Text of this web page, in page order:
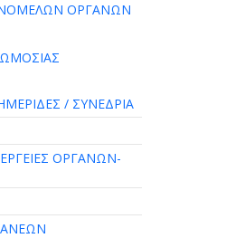
ΟΡΓΑΝΩΝ
/ ΣΥΝΕΔΡΙΑ
ΟΡΓΑΝΩΝ-